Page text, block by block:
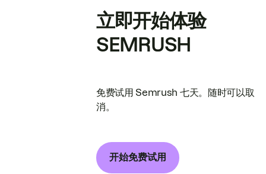
立即开始体验
SEMRUSH
免费试用 Semrush 七天。随时可以取
消。
开始免费试用